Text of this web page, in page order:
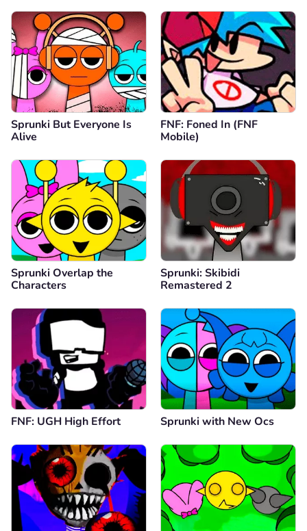
Sprunki But Everyone Is
Alive
FNF: Foned In (FNF
Mobile)
Sprunki Overlap the
Characters
Sprunki: Skibidi
Remastered 2
FNF: UGH High Effort Sprunki with New Ocs